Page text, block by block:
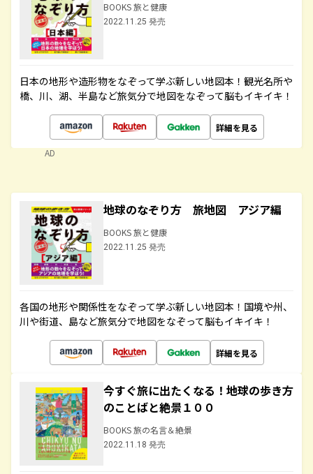
BOOKS 旅と健康
2022.11.25 発売
日本の地形や造形物をなぞって学ぶ新しい地図本！観光名所や
橋、川、湖、半島など旅気分で地図をなぞって脳もイキイキ！
詳細を見る
AD
地球のなぞり方 旅地図 アジア編
BOOKS 旅と健康
2022.11.25 発売
各国の地形や関係性をなぞって学ぶ新しい地図本！国境や州、
川や街道、島など旅気分で地図をなぞって脳もイキイキ！
詳細を見る
今すぐ旅に出たくなる！地球の歩き方
のことばと絶景１００
BOOKS 旅の名言＆絶景
2022.11.18 発売